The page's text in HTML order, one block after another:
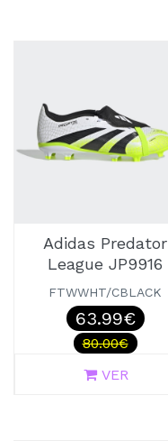
Adidas Predator
League JP9916
FTWWHT/CBLACK
63.99€
80.00€
VER